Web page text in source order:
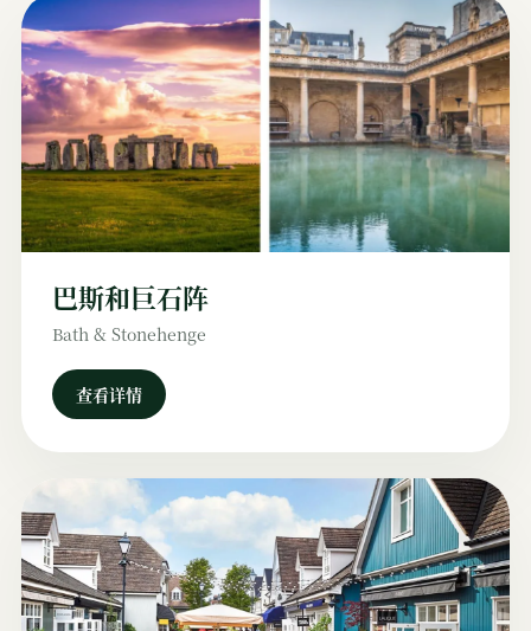
巴斯和巨石阵
Bath & Stonehenge
查看详情